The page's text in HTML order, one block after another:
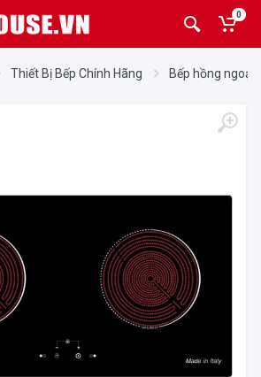
0
Thiết Bị Bếp Chính Hãng Bếp hồng ngoại